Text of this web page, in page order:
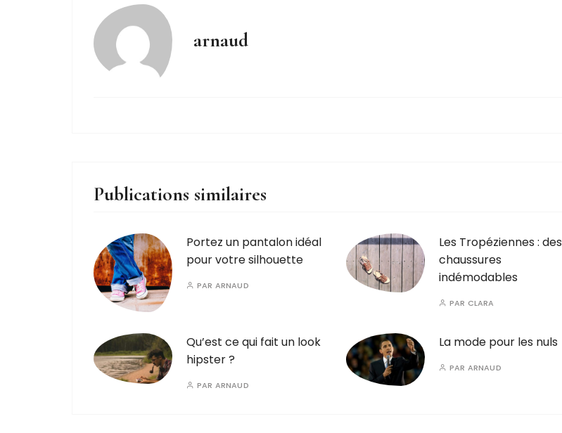
arnaud
Publications similaires
Portez un pantalon idéal
pour votre silhouette
PAR ARNAUD
Les Tropéziennes : des
chaussures
indémodables
PAR CLARA
Qu’est ce qui fait un look
hipster ?
PAR ARNAUD
La mode pour les nuls
PAR ARNAUD